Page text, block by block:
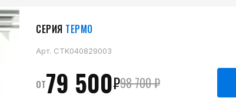
СЕРИЯ ТЕРМО
Арт. CTK040829003
от79 500₽98 700₽